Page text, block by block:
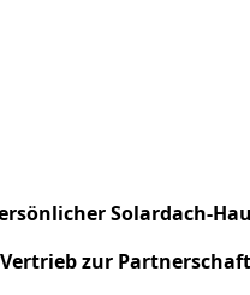
Solardach-
zur